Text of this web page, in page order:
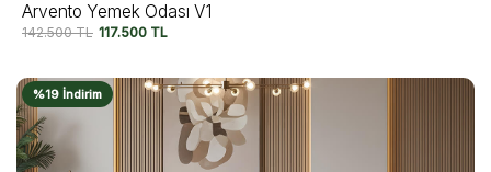
Arvento Yemek Odası V1
142.500TL 117.500 TL
%19 İndirim